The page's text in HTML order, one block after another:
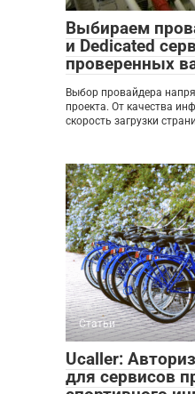
Выбираем
и Dedicated
проверенных
Выбор провайдера
проекта. От качества
скорость загрузки
Статьи
Ucaller:
для сервисов